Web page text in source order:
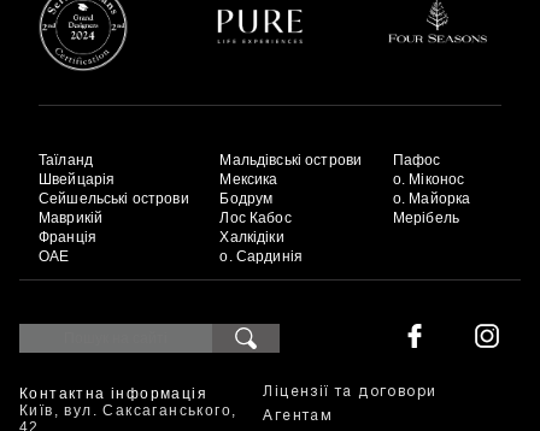
Таїланд
Швейцарія
Сейшельські острови
Маврикій
Франція
ОАЕ
Мальдівські острови
Мексика
Бодрум
Лос Кабос
Халкідіки
о. Сардинія
Пафос
о. Міконос
о. Майорка
Мерібель
Контактна інформація
Київ, вул. Саксаганського,
42
Ліцензії та договори
Агентам